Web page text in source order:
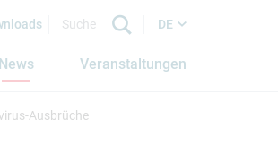
DE
News Veranstaltungen
Ausbrüche